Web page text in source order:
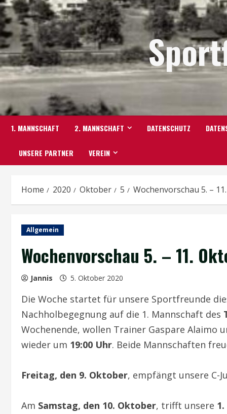
Skip
to
content
1. MANNSCHAFT 2. MANNSCHAFT DATENSCHUTZ
UNSERE PARTNER VEREIN
Home 2020 Oktober 5 Wochenvorschau 5. –
Allgemein
Wochenvorschau 5. – 11.
Jannis 5. Oktober 2020
Die Woche startet für unsere Sportfreunde
Nachholbegegnung auf die 1. Mannschaft des
Wochenende, wollen Trainer Gaspare Alaimo
wieder um 19:00 Uhr. Beide Mannschaften
Freitag, den 9. Oktober, empfängt unsere C-
Am Samstag, den 10. Oktober, trifft unsere